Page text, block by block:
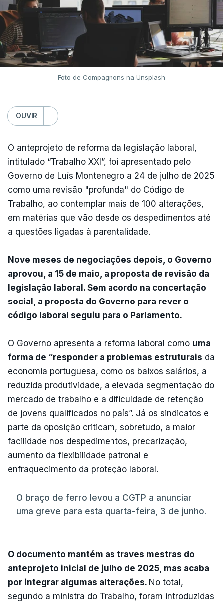
Foto de Compagnons na Unsplash
OUVIR
O anteprojeto de reforma da legislação laboral,
intitulado “Trabalho XXI”, foi apresentado pelo
Governo de Luís Montenegro a 24 de julho de 2025
como uma revisão "profunda" do Código de
Trabalho, ao contemplar mais de 100 alterações,
em matérias que vão desde os despedimentos até
a questões ligadas à parentalidade.
Nove meses de negociações depois, o Governo
aprovou, a 15 de maio, a proposta de revisão da
legislação laboral. Sem acordo na concertação
social, a proposta do Governo para rever o
código laboral seguiu para o Parlamento.
O Governo apresenta a reforma laboral como uma
forma de “responder a problemas estruturais da
economia portuguesa, como os baixos salários, a
reduzida produtividade, a elevada segmentação do
mercado de trabalho e a dificuldade de retenção
de jovens qualificados no país”. Já os sindicatos e
parte da oposição criticam, sobretudo, a maior
facilidade nos despedimentos, precarização,
aumento da flexibilidade patronal e
enfraquecimento da proteção laboral.
O braço de ferro levou a CGTP a anunciar
uma greve para esta quarta-feira, 3 de junho.
O documento mantém as traves mestras do
anteprojeto inicial de julho de 2025, mas acaba
por integrar algumas alterações. No total,
segundo a ministra do Trabalho, foram introduzidas